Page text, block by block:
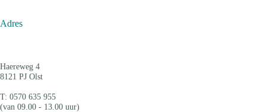
Adres
Haereweg 4
8121 PJ Olst
T: 0570 635 955
(van 09.00 - 13.00 uur)